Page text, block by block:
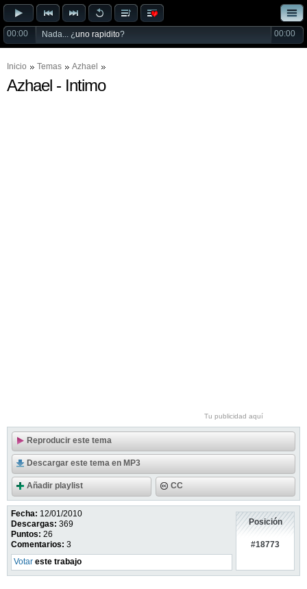
00:00 Nada... ¿uno rapidito? 00:00
Inicio Temas Azhael
Azhael - Intimo
Tu publicidad aquí
Reproducir este tema
Descargar este tema en MP3
Añadir playlist CC
Fecha: 12/01/2010
Descargas: 369
Puntos: 26
Comentarios: 3
Votar este trabajo
Posición
#18773